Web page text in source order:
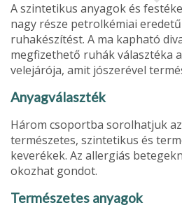
A szintetikus anyagok és
nagy része petrolkémiai
ruhakészí­tést. A ma kapható
megfizethető ruhák választéka
velejárója, amit jószerével
Anyagválaszték
Három csoportba sorolhatjuk
természetes, szintetikus és
keverékek. Az allergiás
okozhat gondot.
Természetes anyagok